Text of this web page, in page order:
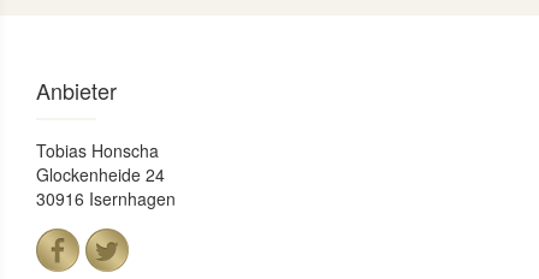
Anbieter
Tobias Honscha
Glockenheide 24
30916 Isernhagen